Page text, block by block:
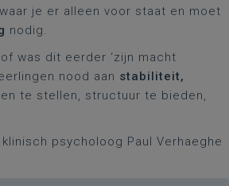
je er alleen voor staat en moet
nodig.
was dit eerder ‘zijn macht
nood aan stabiliteit,
te stellen, structuur te bieden,
psycholoog Paul Verhaeghe